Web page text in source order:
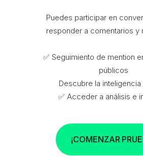
Puedes participar en
responder a comentarios y
✅ Seguimiento de mention
públicos
Descubre la inteligencia
✅ Acceder a análisis e
¡COMENZAR